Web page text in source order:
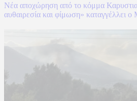
Νέα αποχώρηση από το κόμμα
αυθαιρεσία και φίμωση» καταγγέλλει ο